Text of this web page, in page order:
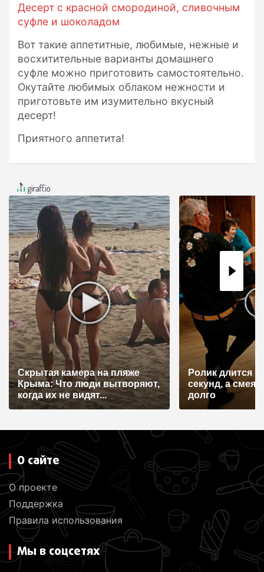
Десерт с красной смородиной, сливочным
суфле и шоколадом
Вот такие аппетитные, любимые, нежные и
восхитительные варианты домашнего
суфле можно приготовить самостоятельно.
Окутайте любимых облаком нежности и
приготовьте им изумительно вкусный
десерт!
Приятного аппетита!
Скрытая камера на пляже
Крыма: Что люди вытворяют,
когда их не видят...
Ролик длится
секунд, а
долго
О сайте
О проекте
Поддержка
Правила использования
Мы в соцсетях